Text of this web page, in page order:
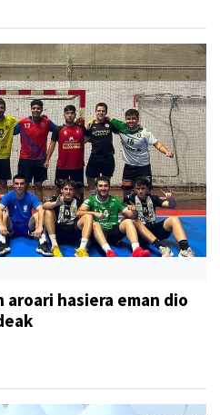
aroari hasiera eman dio